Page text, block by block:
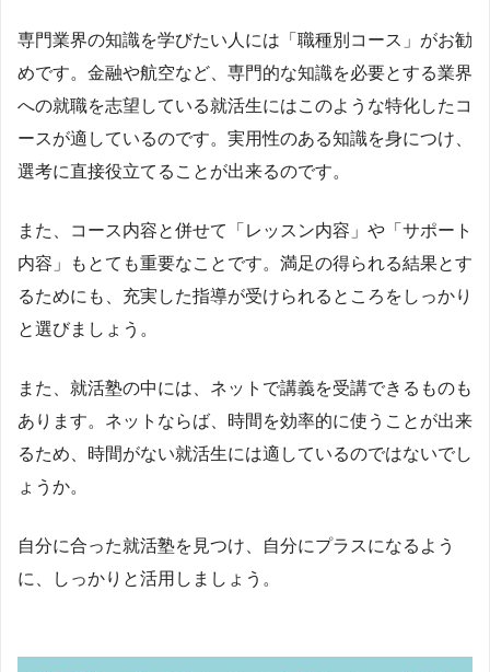
専門業界の知識を学びたい人には「職種別コース」がお勧
めです。金融や航空など、専門的な知識を必要とする業界
への就職を志望している就活生にはこのような特化したコ
ースが適しているのです。実用性のある知識を身につけ、
選考に直接役立てることが出来るのです。
また、コース内容と併せて「レッスン内容」や「サポート
内容」もとても重要なことです。満足の得られる結果とす
るためにも、充実した指導が受けられるところをしっかり
と選びましょう。
また、就活塾の中には、ネットで講義を受講できるものも
あります。ネットならば、時間を効率的に使うことが出来
るため、時間がない就活生には適しているのではないでし
ょうか。
自分に合った就活塾を見つけ、自分にプラスになるよう
に、しっかりと活用しましょう。